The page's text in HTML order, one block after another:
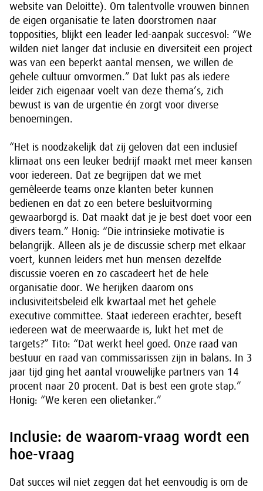
website van Deloitte). Om talentvolle vrouwen binnen
de eigen organisatie te laten doorstromen naar
topposities, blijkt een leader led-aanpak succesvol: “We
wilden niet langer dat inclusie en diversiteit een project
was van een beperkt aantal mensen, we willen de
gehele cultuur omvormen.” Dat lukt pas als iedere
leider zich eigenaar voelt van deze thema’s, zich
bewust is van de urgentie én zorgt voor diverse
benoemingen.
“Het is noodzakelijk dat zij geloven dat een inclusief
klimaat ons een leuker bedrijf maakt met meer kansen
voor iedereen. Dat ze begrijpen dat we met
gemêleerde teams onze klanten beter kunnen
bedienen en dat zo een betere besluitvorming
gewaarborgd is. Dat maakt dat je je best doet voor een
divers team.” Honig: “Die intrinsieke motivatie is
belangrijk. Alleen als je de discussie scherp met elkaar
voert, kunnen leiders met hun mensen dezelfde
discussie voeren en zo cascadeert het de hele
organisatie door. We herijken daarom ons
inclusiviteitsbeleid elk kwartaal met het gehele
executive committee. Staat iedereen erachter, beseft
iedereen wat de meerwaarde is, lukt het met de
targets?” Tito: “Dat werkt heel goed. Onze raad van
bestuur en raad van commissarissen zijn in balans. In 3
jaar tijd ging het aantal vrouwelijke partners van 14
procent naar 20 procent. Dat is best een grote stap.”
Honig: “We keren een olietanker.”
Inclusie: de waarom-vraag wordt een
hoe-vraag
Dat succes wil niet zeggen dat het eenvoudig is om de